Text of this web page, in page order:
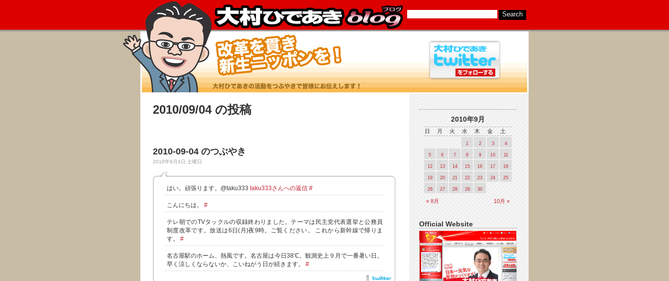
2010/09/04 の投稿
2010-09-04 のつぶやき
2010年9月4日 土曜日
はい。頑張ります。@taku333 taku333さんへの返信 #
こんにちは。 #
テレ朝でのTVタックルの収録終わりました。テーマは民主党代表選挙と公務員
制度改革です。放送は6日(月)夜9時。ご覧ください。 これから新幹線で帰りま
す。 #
名古屋駅のホーム、熱風です。名古屋は今日38℃。観測史上９月で一番暑い日。
早く涼しくならないか、こいねがう日が続きます。 #
2010年9月
日 月 火 水 木 金 土
« 8月 10月 »
1 2 3 4
5 6 7 8 9 10 11
12 13 14 15 16 17 18
19 20 21 22 23 24 25
26 27 28 29 30
Official Website